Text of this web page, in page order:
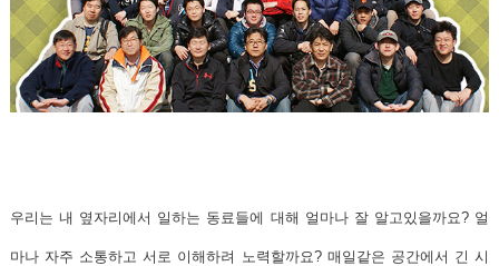
우리는 내 옆자리에서 일하는 동료들에 대해 얼마나 잘 알고있을까요? 얼
마나 자주 소통하고 서로 이해하려 노력할까요? 매일같은 공간에서 긴 시